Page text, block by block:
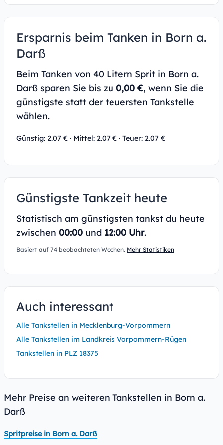
Ersparnis beim Tanken in Born a.
Darß
Beim Tanken von 40 Litern Sprit in Born a.
Darß sparen Sie bis zu 0,00 €, wenn Sie die
günstigste statt der teuersten Tankstelle
wählen.
Günstig: 2.07 € · Mittel: 2.07 € · Teuer: 2.07 €
Günstigste Tankzeit heute
Statistisch am günstigsten tankst du heute
zwischen 00:00 und 12:00 Uhr.
Basiert auf 74 beobachteten Wochen. Mehr Statistiken
Auch interessant
Alle Tankstellen in Mecklenburg-Vorpommern
Alle Tankstellen im Landkreis Vorpommern-Rügen
Tankstellen in PLZ 18375
Mehr Preise an weiteren Tankstellen in Born a.
Darß
Spritpreise in Born a. Darß